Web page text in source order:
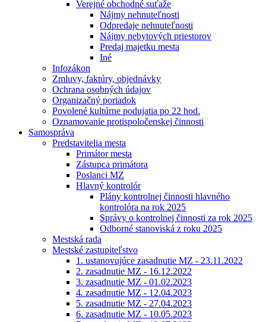
Verejné obchodné suťaže
Nájmy nehnuteľnosti
Odpredaje nehnuteľnosti
Nájmy nebytových priestorov
Predaj majetku mesta
Iné
Infozákon
Zmluvy, faktúry, objednávky
Ochrana osobných údajov
Organizačný poriadok
Povolené kultúrne podujatia po 22 hod.
Oznamovanie protispoločenskej činnosti
Samospráva
Predstavitelia mesta
Primátor mesta
Zástupca primátora
Poslanci MZ
Hlavný kontrolór
Plány kontrolnej činnosti hlavného
kontrolóra na rok 2025
Správy o kontrolnej činnosti za rok 2025
Odborné stanoviská z roku 2025
Mestská rada
Mestské zastupiteľstvo
1. ustanovujúce zasadnutie MZ - 23.11.2022
2. zasadnutie MZ - 16.12.2022
3. zasadnutie MZ - 01.02.2023
4. zasadnutie MZ - 12.04.2023
5. zasadnutie MZ - 27.04.2023
6. zasadnutie MZ - 10.05.2023